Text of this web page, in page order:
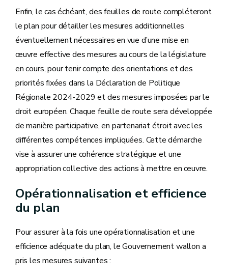
Enfin, le cas échéant, des feuilles de route compléteront
le plan pour détailler les mesures additionnelles
éventuellement nécessaires en vue d’une mise en
œuvre effective des mesures au cours de la législature
en cours, pour tenir compte des orientations et des
priorités fixées dans la Déclaration de Politique
Régionale 2024-2029 et des mesures imposées par le
droit européen. Chaque feuille de route sera développée
de manière participative, en partenariat étroit avec les
différentes compétences impliquées. Cette démarche
vise à assurer une cohérence stratégique et une
appropriation collective des actions à mettre en œuvre.
Opérationnalisation et efficience
du plan
Pour assurer à la fois une opérationnalisation et une
efficience adéquate du plan, le Gouvernement wallon a
pris les mesures suivantes :